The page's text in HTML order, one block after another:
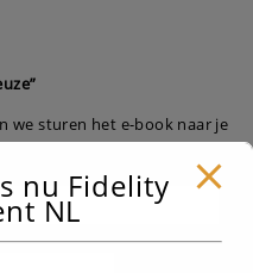
we sturen het e-book naar je
nu Fidelity
NL